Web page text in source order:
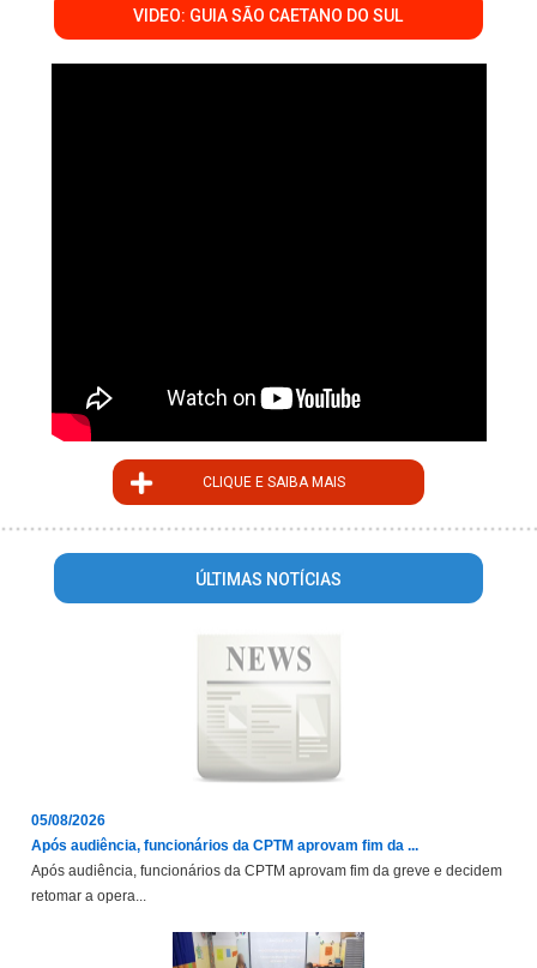
VIDEO: GUIA SÃO CAETANO DO SUL
CLIQUE E SAIBA MAIS
ÚLTIMAS NOTÍCIAS
05/08/2026
Após audiência, funcionários da CPTM aprovam fim da ...
Após audiência, funcionários da CPTM aprovam fim da greve e decidem
retomar a opera...